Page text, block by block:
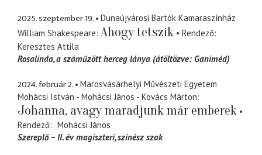
2025. szeptember 19.
Dunaújvárosi Bartók Kamaraszínház
William Shakespeare Ahogy tetszik
Rendező
Keresztes Attila
Rosalinda a száműzött herceg lánya (átöltözve: Ganiméd)
2024. február 2.
Marosvásárhelyi Művészeti Egyetem
Mohácsi István - Mohácsi János - Kovács Márton
Johanna, avagy maradjunk már emberek
Rendező
Mohácsi János
Szereplő – II. év magiszteri, színész szak